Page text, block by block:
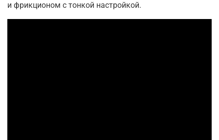
и фрикционом с тонкой настройкой.